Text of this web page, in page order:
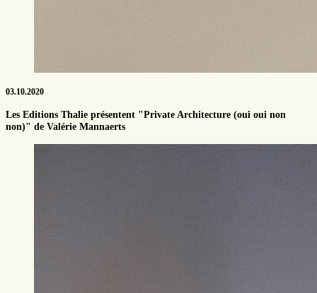
03.10.2020
Les Editions Thalie présentent "Private Architecture (oui oui non
non)" de Valérie Mannaerts